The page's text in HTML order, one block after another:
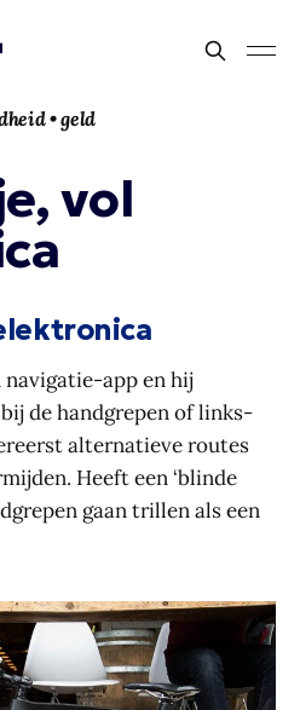
• geld
vol
navigatie-app en hij
de handgrepen of links-
alternatieve routes
Heeft een ‘blinde
gaan trillen als een